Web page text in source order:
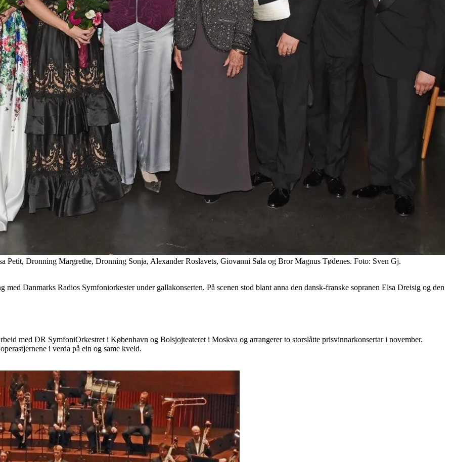
Petit, Dronning Margrethe, Dronning Sonja, Alexander Roslavets, Giovanni Sala og Bror Magnus Tødenes. Foto: Sven Gj.
Danmarks Radios Symfoniorkester under gallakonserten. På scenen stod blant anna den dansk-franske sopranen Elsa Dreisig og den
med DR SymfoniOrkestret i København og Bolsjojteateret i Moskva og arrangerer to storslåtte prisvinnarkonsertar i november.
i verda på ein og same kveld.